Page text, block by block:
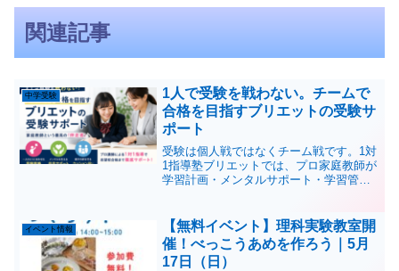
関連記事
中学受験
1人で受験を戦わない。チームで
合格を目指すブリエットの受験サ
ポート
受験は個人戦ではなくチーム戦です。1対
1指導塾ブリエットでは、プロ家庭教師が
学習計画・メンタルサポート・学習管理
熊本市、久留米市、福岡市、家庭教師や
個別指導をお探しの方はご相談くださ
い。
イベント情報
【無料イベント】理科実験教室開
催！べっこうあめを作ろう｜5月
17日（日）